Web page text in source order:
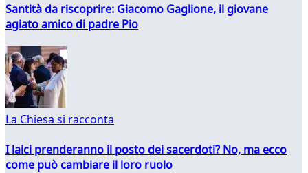
Santità da riscoprire: Giacomo Gaglione, il giovane
agiato amico di padre Pio
La Chiesa si racconta
I laici prenderanno il posto dei sacerdoti? No, ma ecco
come può cambiare il loro ruolo